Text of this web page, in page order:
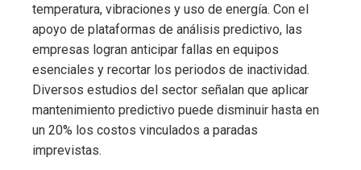
temperatura, vibraciones y uso de energía. Con el
apoyo de plataformas de análisis predictivo, las
empresas logran anticipar fallas en equipos
esenciales y recortar los periodos de inactividad.
Diversos estudios del sector señalan que aplicar
mantenimiento predictivo puede disminuir hasta en
un 20% los costos vinculados a paradas
imprevistas.